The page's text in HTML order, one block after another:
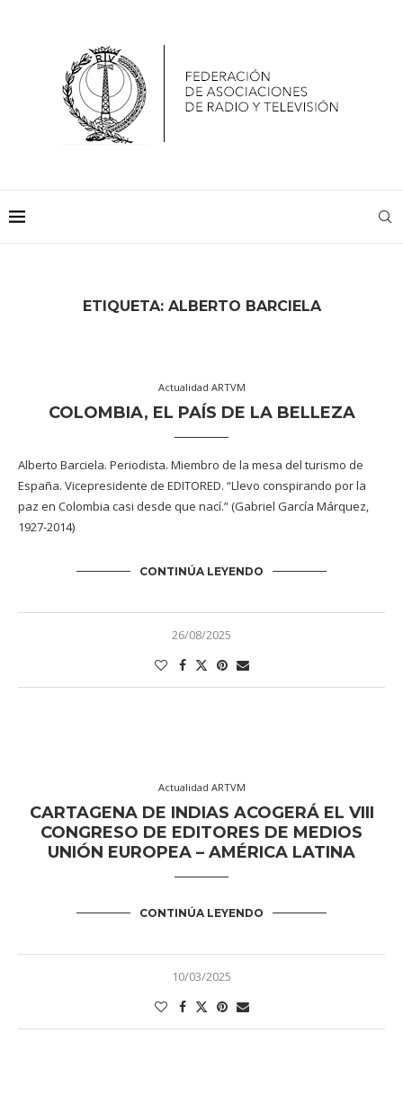
ETIQUETA: ALBERTO BARCIELA
Actualidad ARTVM
COLOMBIA, EL PAÍS DE LA BELLEZA
Alberto Barciela. Periodista. Miembro de la mesa del turismo de
España. Vicepresidente de EDITORED. “Llevo conspirando por la
paz en Colombia casi desde que nací.” (Gabriel García Márquez,
1927-2014)
CONTINÚA LEYENDO
26/08/2025
Actualidad ARTVM
CARTAGENA DE INDIAS ACOGERÁ EL VIII
CONGRESO DE EDITORES DE MEDIOS
UNIÓN EUROPEA – AMÉRICA LATINA
CONTINÚA LEYENDO
10/03/2025